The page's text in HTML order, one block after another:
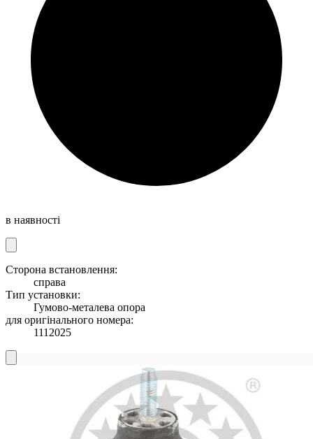
в наявності
Сторона встановлення:
справа
Тип установки:
Гумово-металева опора
для оригінального номера:
1112025